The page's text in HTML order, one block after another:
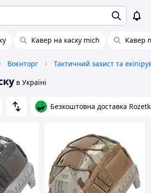
Кавер на каску mich Кавер
Воєнторг Тактичний захист та
в Україні
Безкоштовна доставка